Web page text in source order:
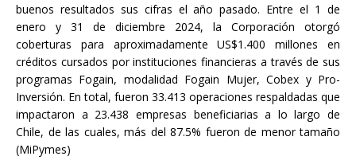
buenos resultados sus cifras el año pasado. Entre el 1 de
enero y 31 de diciembre 2024, la Corporación otorgó
coberturas para aproximadamente US$1.400 millones en
créditos cursados por instituciones financieras a través de sus
programas Fogain, modalidad Fogain Mujer, Cobex y Pro-
Inversión. En total, fueron 33.413 operaciones respaldadas que
impactaron a 23.438 empresas beneficiarias a lo largo de
Chile, de las cuales, más del 87.5% fueron de menor tamaño
(MiPymes)